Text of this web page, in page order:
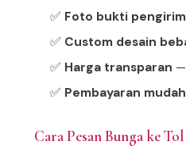
✅ Foto bukti
✅ Custom desain
✅ Harga transparan
✅ Pembayaran mudah
Cara Pesan Bunga ke